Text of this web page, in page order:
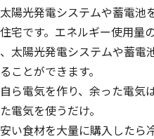
太陽光発電システムや蓄電池
住宅です。エネルギー使用量
、太陽光発電システムや蓄電
ることができます。
自ら電気を作り、余った電気
た電気を使うだけ。
安い食材を大量に購入したら